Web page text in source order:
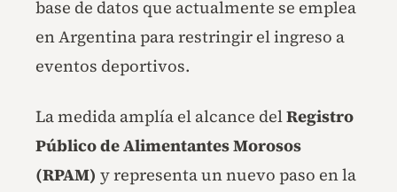
base de datos que actualmente se emplea
en Argentina para restringir el ingreso a
eventos deportivos.
La medida amplía el alcance delRegistro
Público de Alimentantes Morosos
(RPAM) y representa un nuevo paso en la